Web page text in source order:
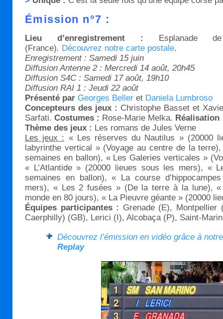
Émission n°7 :
Lieu d’enregistrement : Esplanade de
(France). Découvrez notre carte postale.
Enregistrement : Samedi 15 juin
Diffusion Antenne 2 : Mercredi 14 août, 20h45
Diffusion S4C : Samedi 17 août, 19h10
Diffusion RAI 1 : Jeudi 22 août
Présenté par Georges Beller et Daniela Lumbroso
Concepteurs des jeux : Christophe Basset et
Sarfati. Costumes : Rose-Marie Melka. Réalisation
Thème des jeux : Les romans de Jules Verne
Les jeux : « Les réserves du Nautilus » (20000
labyrinthe vertical » (Voyage au centre de la
semaines en ballon), « Les Galeries verticales »
« L’Atlantide » (20000 lieues sous les mers), «
semaines en ballon), « La course
mers), « Les 2 fusées » (De la terre à la lune),
monde en 80 jours), « La Pieuvre géante » (20000
Équipes participantes : Grenade (E),
Caerphilly) (GB), Lerici (I), Alcobaça (P), Saint-
Découvrez l’émission en vidéo grâce à
Replay